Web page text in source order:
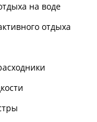
на воде
отдыха